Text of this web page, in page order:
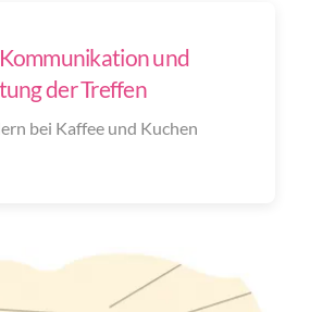
und
der Treffen
bei Kaffee und Kuchen